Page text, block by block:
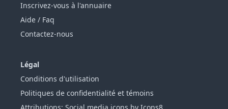
Inscrivez-vous à l'annuaire
Aide / Faq
Contactez-nous
Légal
Conditions d'utilisation
Politiques de confidentialité et témoins